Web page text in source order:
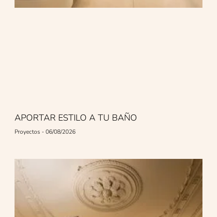
APORTAR ESTILO A TU BAÑO
Proyectos 06/08/2026